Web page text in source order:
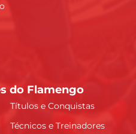
do Flamengo
Títulos e Conquistas
Técnicos e Treinadores